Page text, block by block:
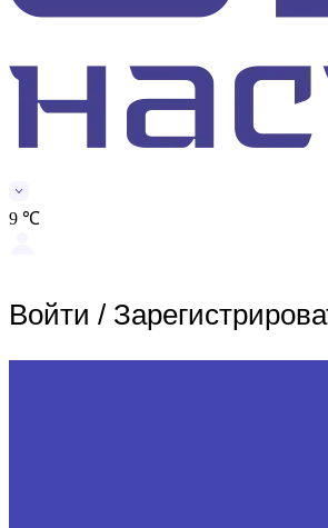
9 ℃
Войти /